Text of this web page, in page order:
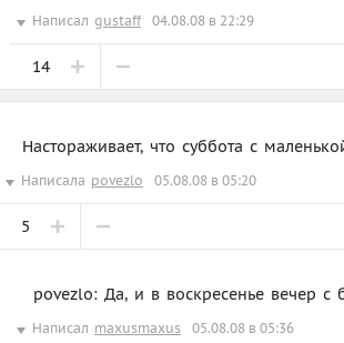
Написал gustaff 04.08.08 в 22:29
14
Настораживает, что суббота с
Написала povezlo 05.08.08 в 05:20
5
povezlo: Да, и в воскресенье вечер с
Написал maxusmaxus 05.08.08 в 05:36